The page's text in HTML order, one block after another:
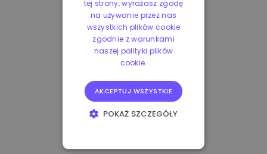
tej strony, wyrażasz zgodę
na używanie przez nas
wszystkich plików cookie
zgodnie z warunkami
naszej polityki plików
cookie.
AKCEPTUJ WSZYSTKIE
POKAŻ SZCZEGÓŁY